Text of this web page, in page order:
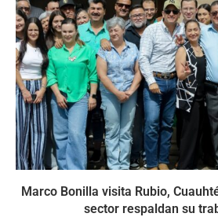
Marco Bonilla visita Rubio,
sector respaldan su